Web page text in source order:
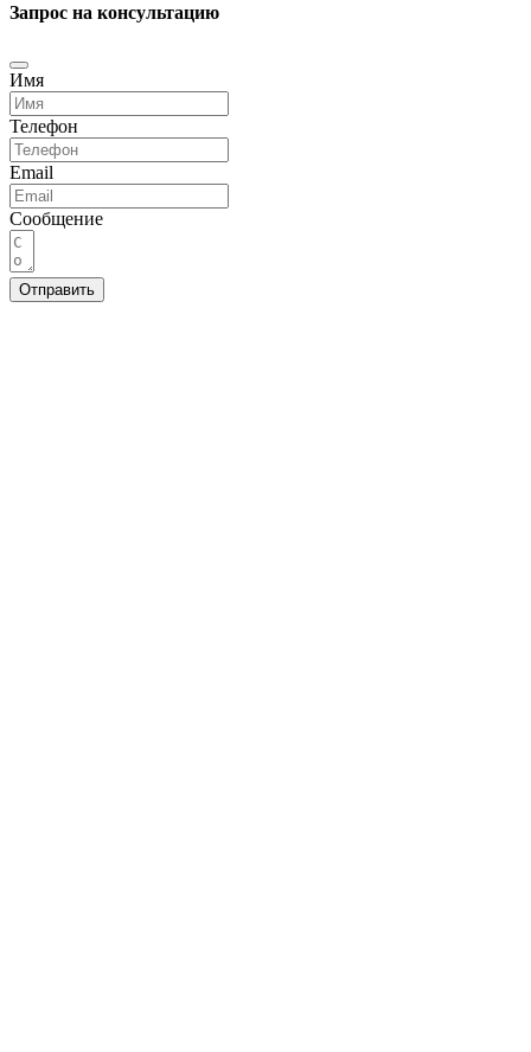
Запрос на консультацию
Имя
Телефон
Email
Сообщение
Отправить